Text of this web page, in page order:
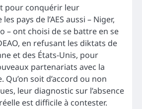
pour conquérir leur
pays de l’AES aussi – Niger,
– ont choisi de se battre en se
en refusant les diktats de
et des États-Unis, pour
partenariats avec la
Qu’on soit d’accord ou non
leur diagnostic sur l’absence
est difficile à contester.